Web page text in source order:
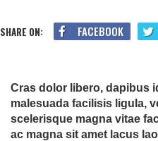
SHARE ON: FACEBOOK
Cras dolor libero, dapibus
malesuada facilisis ligula,
scelerisque magna vitae
ac magna sit amet lacus